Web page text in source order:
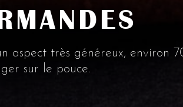
aspect très généreux, environ
sur le pouce.